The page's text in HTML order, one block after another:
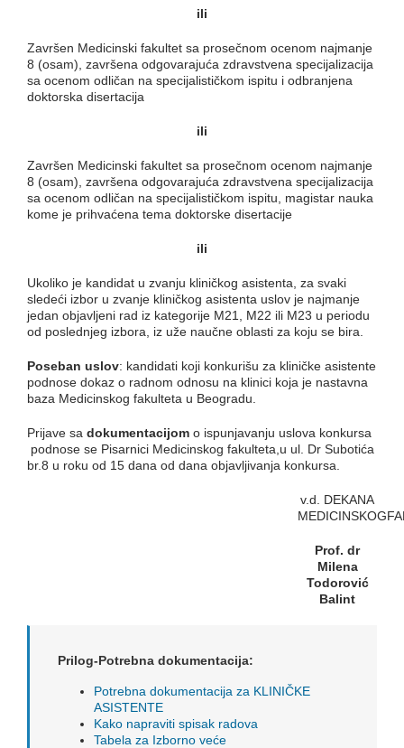
ili
Završen Medicinski fakultet sa prosečnom ocenom najmanje
8 (osam), završena odgovarajuća zdravstvena specijalizacija
sa ocenom odličan na specijalističkom ispitu i odbranjena
doktorska disertacija
ili
Završen Medicinski fakultet sa prosečnom ocenom najmanje
8 (osam), završena odgovarajuća zdravstvena specijalizacija
sa ocenom odličan na specijalističkom ispitu, magistar nauka
kome je prihvaćena tema doktorske disertacije
ili
Ukoliko je kandidat u zvanju kliničkog asistenta, za svaki
sledeći izbor u zvanje kliničkog asistenta uslov je najmanje
jedan objavljeni rad iz kategorije M21, M22 ili M23 u periodu
od poslednjeg izbora, iz uže naučne oblasti za koju se bira.
Poseban uslov: kandidati koji konkurišu za kliničke asistente
podnose dokaz o radnom odnosu na klinici koja je nastavna
baza Medicinskog fakulteta u Beogradu.
Prijave sa dokumentacijom o ispunjavanju uslova konkursa
podnose se Pisarnici Medicinskog fakulteta,u ul. Dr Subotića
br.8 u roku od 15 dana od dana objavljivanja konkursa.
v.d. DEKANA
Prof. dr
Milena
Todorović
Balint
Prilog-Potrebna dokumentacija:
Potrebna dokumentacija za KLINIČKE
ASISTENTE
Kako napraviti spisak radova
Tabela za Izborno veće